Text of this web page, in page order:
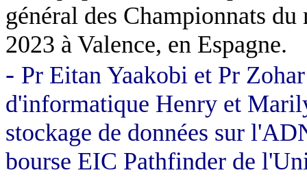
général des Championnats
2023 à Valence, en Espagne.
- Pr Eitan Yaakobi et Pr
d'informatique Henry et
stockage de données sur
bourse EIC Pathfinder de